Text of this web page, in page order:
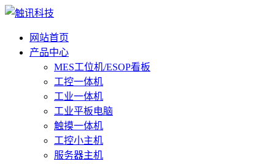
网站首页
产品中心
MES工位机/ESOP看板
工控一体机
工业一体机
工业平板电脑
触摸一体机
工控小主机
服务器主机